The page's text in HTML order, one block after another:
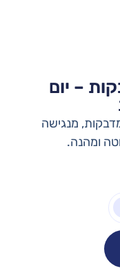
– יום
מנגישה
ומהנה.